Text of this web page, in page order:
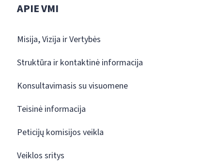
APIE VMI
Misija, Vizija ir Vertybės
Struktūra ir kontaktinė informacija
Konsultavimasis su visuomene
Teisinė informacija
Peticijų komisijos veikla
Veiklos sritys